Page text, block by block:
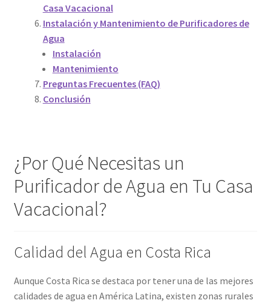
Casa Vacacional
Instalación y Mantenimiento de Purificadores de
Agua
Instalación
Mantenimiento
Preguntas Frecuentes (FAQ)
Conclusión
¿Por Qué Necesitas un
Purificador de Agua en Tu Casa
Vacacional?
Calidad del Agua en Costa Rica
Aunque Costa Rica se destaca por tener una de las mejores
calidades de agua en América Latina, existen zonas rurales